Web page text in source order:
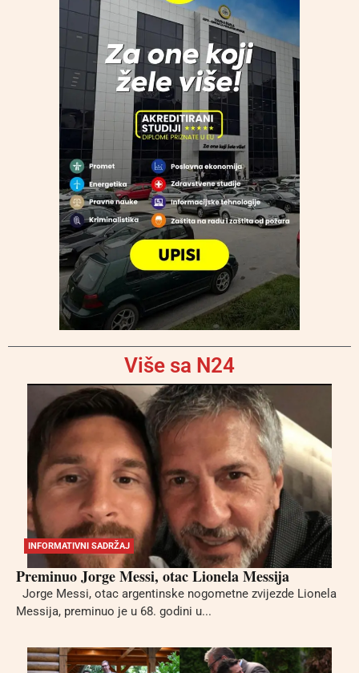
Više sa N24
INFORMATIVNI SADRŽAJ
Preminuo Jorge Messi, otac Lionela Messija
Jorge Messi, otac argentinske nogometne zvijezde Lionela
Messija, preminuo je u 68. godini u...